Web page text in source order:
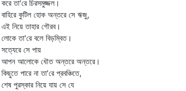
করে তা'রে চিরসমুজ্জল।
বাহিরে কুটিল হোক অন্তরে সে ঋজু,
এই নিয়ে তাহার গৌরব।
লোকে তা'রে বলে বিড়ম্বিত।
সত্যেরে সে পায়
আপন আলোকে ধৌত অন্তরে অন্তরে।
কিছুতে পারে না তা'রে প্রবঞ্চিতে,
শেষ পুরস্কার নিয়ে যায় সে যে